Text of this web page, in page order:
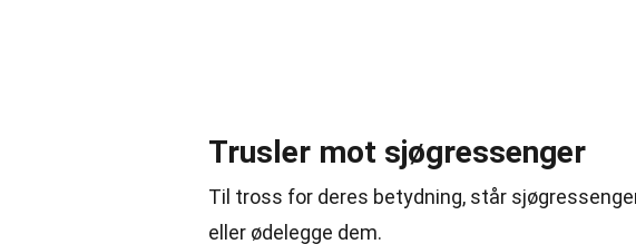
Trusler mot sjøgressenger
Til tross for deres betydning, står
eller ødelegge dem.